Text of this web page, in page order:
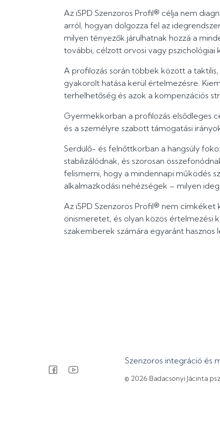
Az iSPD Szenzoros Profil® célja nem
arról, hogyan dolgozza fel az
milyen tényezők járulhatnak hozzá a
további, célzott orvosi vagy pszichológiai
A profilozás során többek között a
gyakorolt hatása kerül értelmezésre.
terhelhetőség és azok a kompenzációs
Gyermekkorban a profilozás elsődleges
és a személyre szabott támogatási
Serdülő- és felnőttkorban a hangsúly
stabilizálódnak, és szorosan
felismerni, hogy a mindennapi működés
alkalmazkodási nehézségek – milyen
Az iSPD Szenzoros Profil® nem
önismeretet, és olyan közös értelmezési
szakemberek számára egyaránt hasznos
Szenzoros integráció és
© 2026 Badacsonyi Jácinta